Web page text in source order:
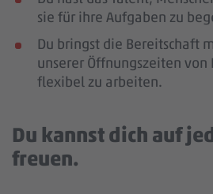
sie für ihre Aufgaben zu
Du bringst die Bereitschaft
unserer Öffnungszeiten von
flexibel zu arbeiten.
Du kannst dich auf
freuen.